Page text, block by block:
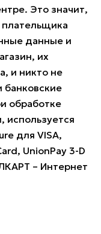
Это значит,
данные и
их
и никто не
банковские
обработке
используется
для VISA,
UnionPay 3-D
– Интернет